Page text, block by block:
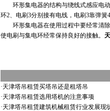
环形集电器的结构与绕线式感应电动
环2、电刷3分别接有电线，电刷3靠弹
环形集电器在使用过程中要经常清除
使电刷与集电环经常保持良好的接触。
·天津塔吊租赁买塔吊还是租塔吊
·天津塔吊租赁选用塔机的注意事项
·天津塔吊租赁建筑机械租赁行业发展现